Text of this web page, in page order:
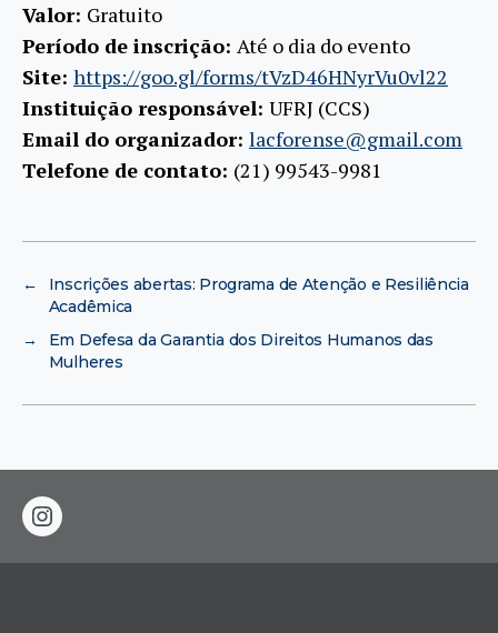
Valor: Gratuito
Período de inscrição: Até o dia do evento
Site: https://goo.gl/forms/tVzD46HNyrVu0vl22
Instituição responsável: UFRJ (CCS)
Email do organizador: lacforense@gmail.com
Telefone de contato: (21) 99543-9981
←
Inscrições abertas: Programa de Atenção e Resiliência
Acadêmica
→
Em Defesa da Garantia dos Direitos Humanos das
Mulheres
instagram